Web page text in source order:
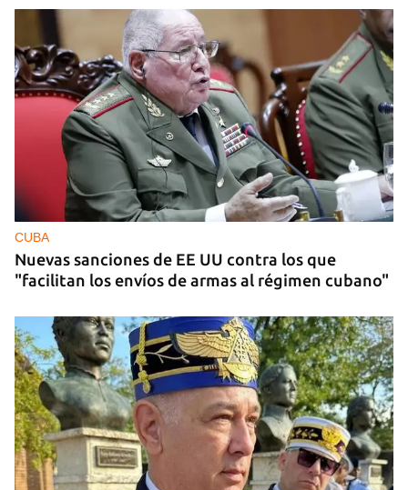
CUBA
Nuevas sanciones de EE UU contra los que
"facilitan los envíos de armas al régimen cubano"